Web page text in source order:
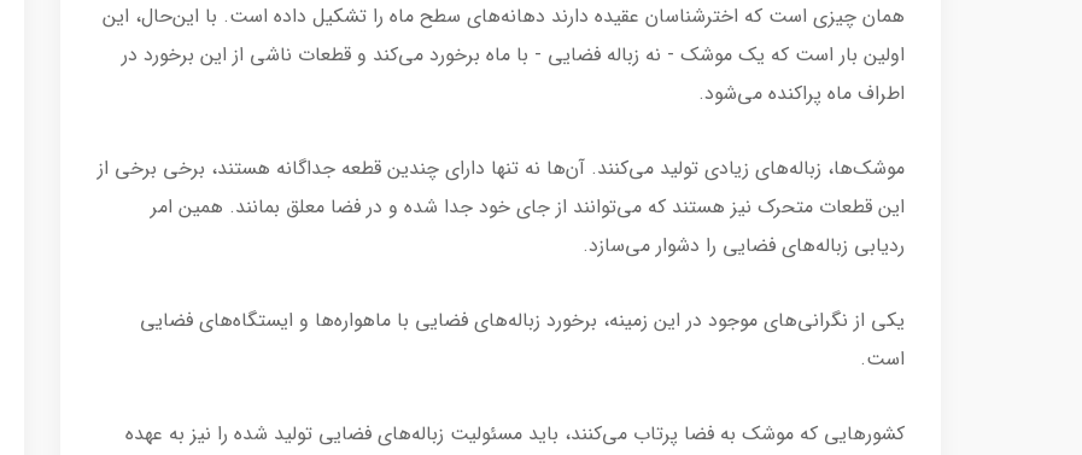
همان چیزی است که اخترشناسان عقیده دارند دهانه‌های سطح ماه را تشکیل داده است. با این‌حال، این
اولین بار است که یک موشک - نه زباله فضایی - با ماه برخورد می‌کند و قطعات ناشی از این برخورد در
اطراف ماه پراکنده می‌شود.
موشک‌ها، زباله‌های زیادی تولید می‌کنند. آن‌ها نه تنها دارای چندین قطعه جداگانه هستند، برخی برخی از
این قطعات متحرک نیز هستند که می‌توانند از جای خود جدا شده و در فضا معلق بمانند. همین امر
ردیابی زباله‌های فضایی را دشوار می‌سازد.
یکی از نگرانی‌های موجود در این زمینه، برخورد زباله‌های فضایی با ماهواره‌ها و ایستگاه‌های فضایی
است.
کشورهایی که موشک به فضا پرتاب می‌کنند، باید مسئولیت زباله‌های فضایی تولید شده را نیز به عهده